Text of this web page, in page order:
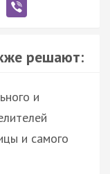
решают:
и
и самого